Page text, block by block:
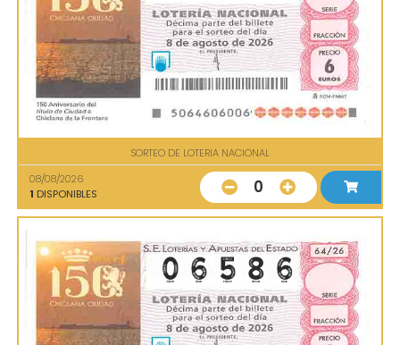
SORTEO DE LOTERIA NACIONAL
08/08/2026
1 DISPONIBLES 0